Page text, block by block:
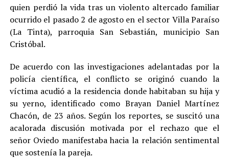
quien perdió la vida tras un violento altercado familiar
ocurrido el pasado 2 de agosto en el sector Villa Paraíso
(La Tinta), parroquia San Sebastián, municipio San
Cristóbal.
De acuerdo con las investigaciones adelantadas por la
policía científica, el conflicto se originó cuando la
víctima acudió a la residencia donde habitaban su hija y
su yerno, identificado como Brayan Daniel Martínez
Chacón, de 23 años. Según los reportes, se suscitó una
acalorada discusión motivada por el rechazo que el
señor Oviedo manifestaba hacia la relación sentimental
que sostenía la pareja.